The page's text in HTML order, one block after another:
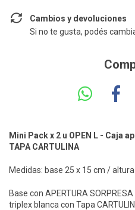
Cambios y devoluciones
Si no te gusta, podés
Mini Pack x 2 u OPEN L - Caja
TAPA CARTULINA
Medidas: base 25 x 15 cm /
Base con APERTURA
triplex blanca con Tapa